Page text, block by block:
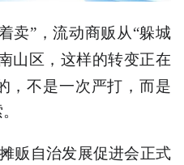
卖” ，流动商贩从“躲城
山区，这样的转变正在
，不是一次严打，而是
贩自治发展促进会正式